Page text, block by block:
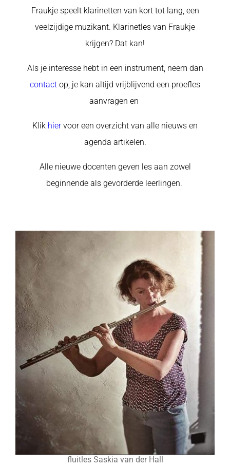
Fraukje speelt klarinetten van kort tot lang, een
veelzijdige muzikant. Klarinetles van Fraukje
krijgen? Dat kan!
Als je interesse hebt in een instrument, neem dan
contact op, je kan altijd vrijblijvend een proefles
aanvragen en
Klik hiervoor een overzicht van alle nieuws en
agenda artikelen.
Alle nieuwe docenten geven les aan zowel
beginnende als gevorderde leerlingen.
fluitles Saskia van der Hall